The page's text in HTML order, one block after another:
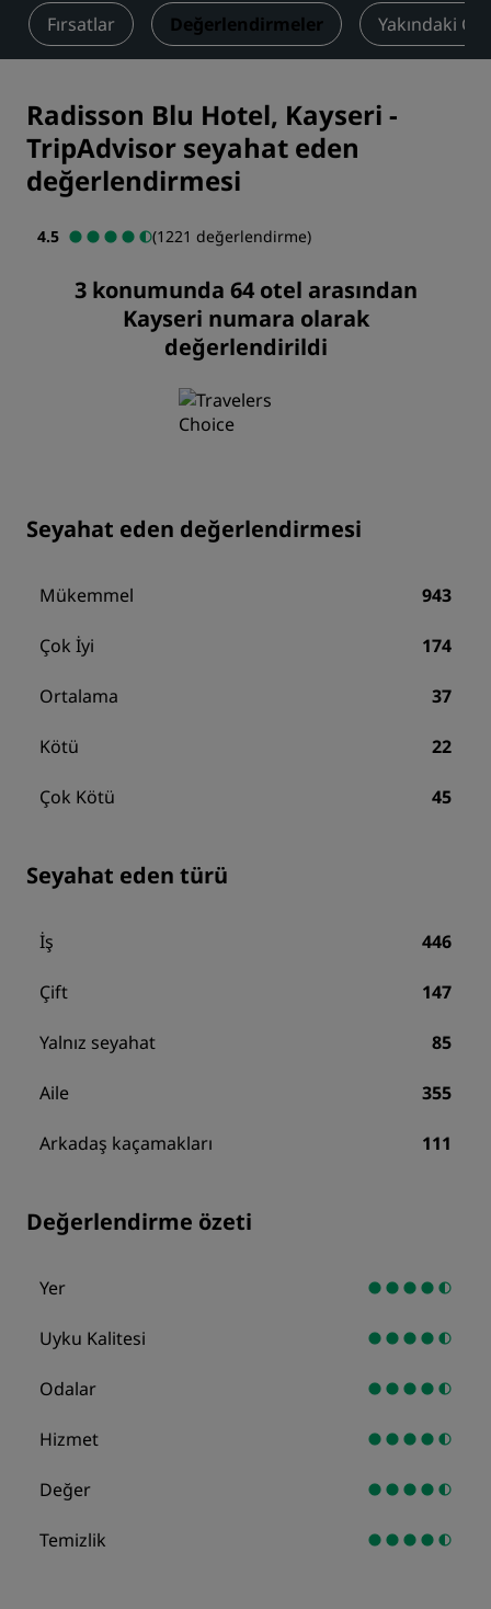
Fırsatlar Değerlendirmeler Yakındaki
Radisson Blu Hotel, Kayseri -
TripAdvisor seyahat eden
değerlendirmesi
4.5 (1221 değerlendirme)
3 konumunda 64 otel arasından
Kayseri numara olarak
değerlendirildi
Seyahat eden değerlendirmesi
Mükemmel 943
Çok İyi 174
Ortalama 37
Kötü 22
Çok Kötü 45
Seyahat eden türü
İş 446
Çift 147
Yalnız seyahat 85
Aile 355
Arkadaş kaçamakları 111
Değerlendirme özeti
Yer
Uyku Kalitesi
Odalar
Hizmet
Değer
Temizlik